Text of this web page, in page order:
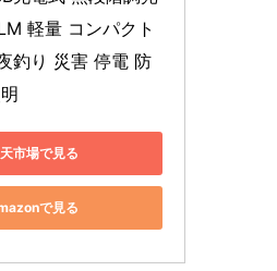
軽量 コンパクト
釣り 災害 停電 防
市場で見る
で見る